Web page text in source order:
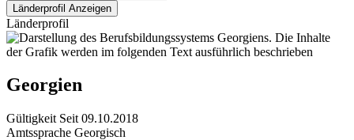
Länderprofil
Georgien
Gültigkeit Seit 09.10.2018
Amtssprache Georgisch